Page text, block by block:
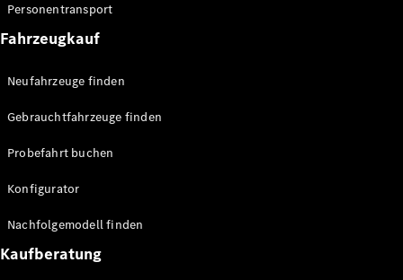
Benz Store
eSprinter
Kastenwagen
Fahrgestell
Personentransport
Fahrzeugkauf
Neufahrzeuge finden
Gebrauchtfahrzeuge finden
Probefahrt buchen
Konfigurator
Nachfolgemodell finden
Kaufberatung